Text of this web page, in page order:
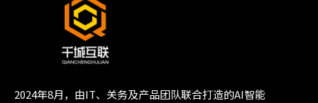
2024年8月，由IT、关务及产品团队联合打造的AI智能